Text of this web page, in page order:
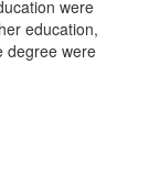
were
education,
degree were